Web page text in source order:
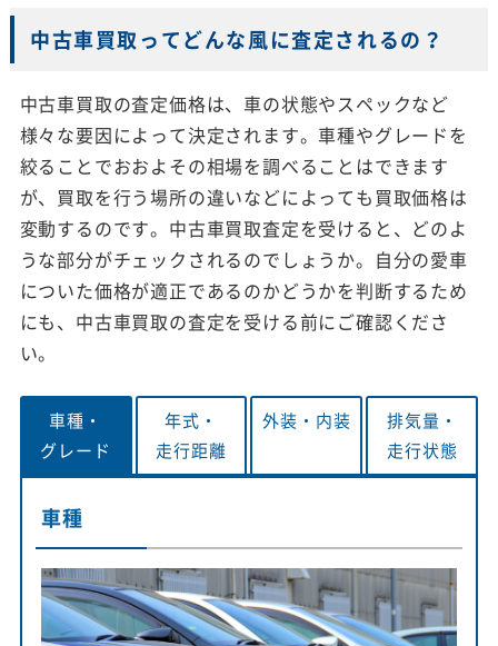
中古車買取ってどんな風に査定されるの？
中古車買取の査定価格は、車の状態やスペックなど
様々な要因によって決定されます。車種やグレードを
絞ることでおおよその相場を調べることはできます
が、買取を行う場所の違いなどによっても買取価格は
変動するのです。中古車買取査定を受けると、どのよ
うな部分がチェックされるのでしょうか。自分の愛車
についた価格が適正であるのかどうかを判断するため
にも、中古車買取の査定を受ける前にご確認くださ
い。
車種・
グレード
年式・
走行距離
外装・ 内装
排気量・
走行状態
車種